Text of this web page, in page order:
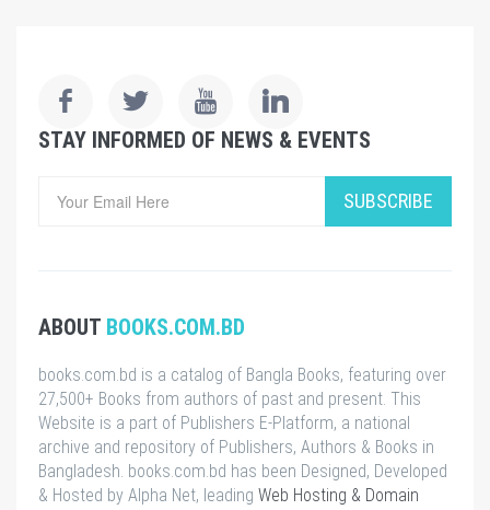
STAY INFORMED OF NEWS & EVENTS
SUBSCRIBE
ABOUT BOOKS.COM.BD
books.com.bd is a catalog of Bangla Books, featuring over
27,500+ Books from authors of past and present. This
Website is a part of Publishers E-Platform, a national
archive and repository of Publishers, Authors & Books in
Bangladesh. books.com.bd has been Designed, Developed
& Hosted by Alpha Net, leading Web Hosting & Domain